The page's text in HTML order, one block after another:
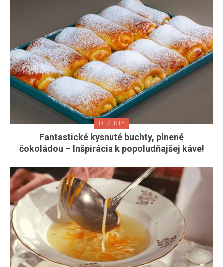
DEZERTY
Fantastické kysnuté buchty, plnené
čokoládou – Inšpirácia k popoludňajšej káve!